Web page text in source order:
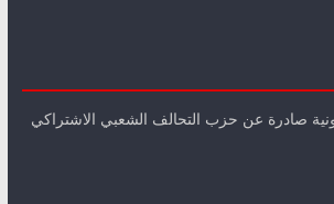
صادرة عن حزب التحالف الشعبي الاشتراكي